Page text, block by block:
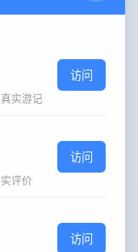
实游记
访问
评价
访问
访问